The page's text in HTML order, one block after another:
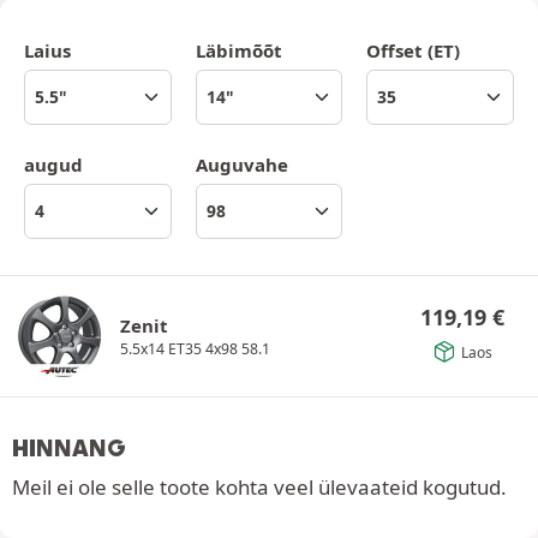
Laius Läbimõõt Offset (ET)
augud Auguvahe
Zenit
5.5x14 ET35 4x98 58.1
119,19 €
Laos
HINNANG
Meil ei ole selle toote kohta veel ülevaateid kogutud.